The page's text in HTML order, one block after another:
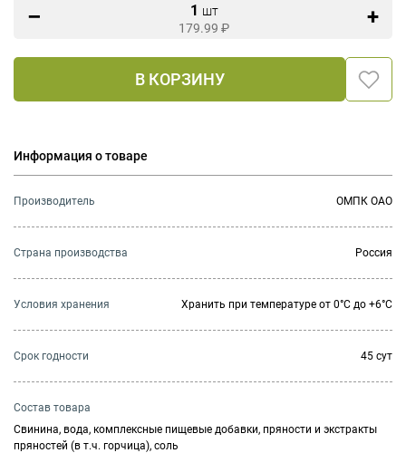
1 шт
179.99 ₽
В КОРЗИНУ
Информация о товаре
Производитель ОМПК ОАО
Страна производства Россия
Условия хранения Хранить при температуре от 0°С до +6°С
Cрок годности 45 сут
Состав товара
Свинина, вода, комплексные пищевые добавки, пряности и экстракты
пряностей (в т.ч. горчица), соль